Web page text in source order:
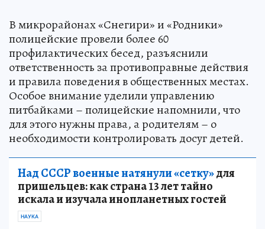
В микрорайонах «Снегири» и «Родники»
полицейские провели более 60
профилактических бесед, разъяснили
ответственность за противоправные действия
и правила поведения в общественных местах.
Особое внимание уделили управлению
питбайками – полицейские напомнили, что
для этого нужны права, а родителям – о
необходимости контролировать досуг детей.
Над СССР военные натянули «сетку»для
пришельцев: как страна 13 лет тайно
искала и изучала инопланетных гостей
НАУКА